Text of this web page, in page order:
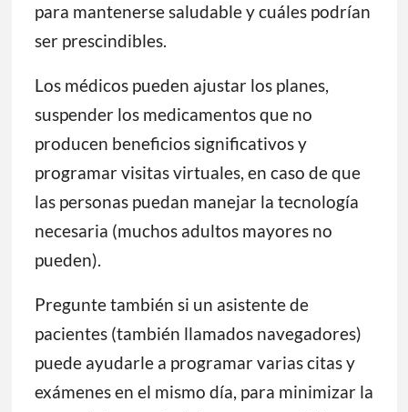
para mantenerse saludable y cuáles podrían
ser prescindibles.
Los médicos pueden ajustar los planes,
suspender los medicamentos que no
producen beneficios significativos y
programar visitas virtuales, en caso de que
las personas puedan manejar la tecnología
necesaria (muchos adultos mayores no
pueden).
Pregunte también si un asistente de
pacientes (también llamados navegadores)
puede ayudarle a programar varias citas y
exámenes en el mismo día, para minimizar la